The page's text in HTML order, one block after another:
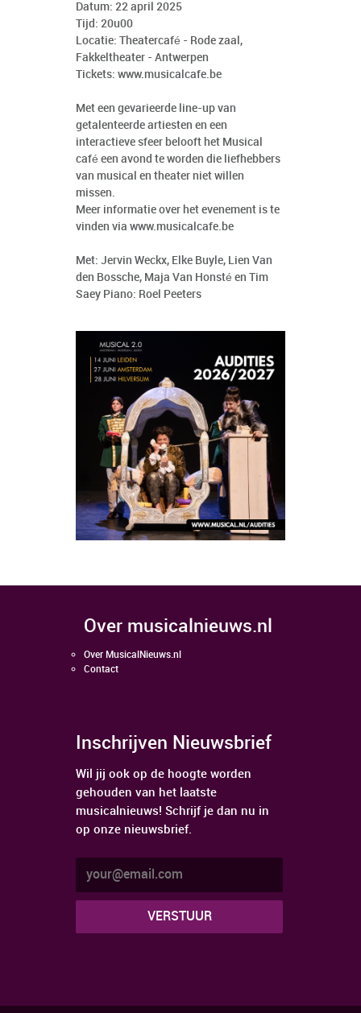
Datum: 22 april 2025
Tijd: 20u00
Locatie: Theatercafé - Rode zaal,
Fakkeltheater - Antwerpen
Tickets: www.musicalcafe.be
Met een gevarieerde line-up van
getalenteerde artiesten en een
interactieve sfeer belooft het Musical
café een avond te worden die liefhebbers
van musical en theater niet willen
missen.
Meer informatie over het evenement is te
vinden via www.musicalcafe.be
Met: Jervin Weckx, Elke Buyle, Lien Van
den Bossche, Maja Van Honsté en Tim
Saey Piano: Roel Peeters
over musicalnieuws.nl
Over MusicalNieuws.nl
Contact
Inschrijven Nieuwsbrief
Wil jij ook op de hoogte worden
gehouden van het laatste
musicalnieuws! Schrijf je dan nu in
op onze nieuwsbrief.